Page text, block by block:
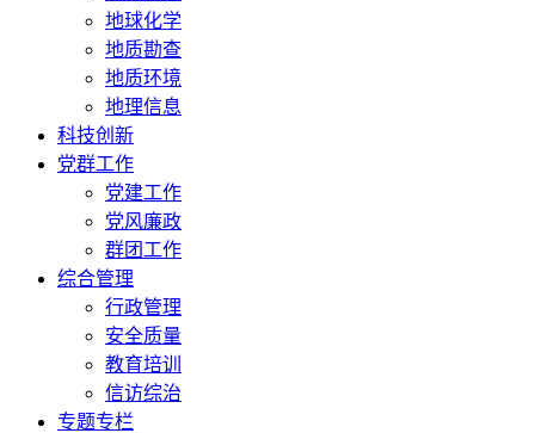
地球化学
地质勘查
地质环境
地理信息
科技创新
党群工作
党建工作
党风廉政
群团工作
综合管理
行政管理
安全质量
教育培训
信访综治
专题专栏